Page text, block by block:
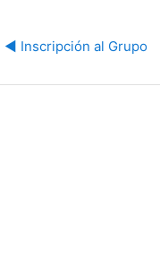
◀︎ Inscripción al Grupo